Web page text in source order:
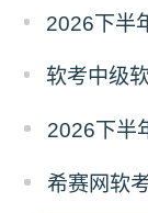
希赛网软